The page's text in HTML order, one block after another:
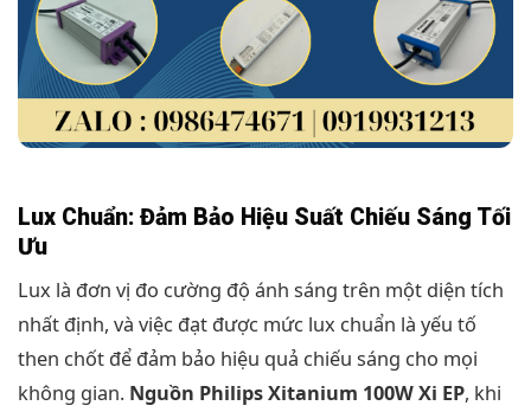
Lux Chuẩn: Đảm Bảo Hiệu Suất Chiếu Sáng Tối
Ưu
Lux là đơn vị đo cường độ ánh sáng trên một diện tích
nhất định, và việc đạt được mức lux chuẩn là yếu tố
then chốt để đảm bảo hiệu quả chiếu sáng cho mọi
không gian. Nguồn Philips Xitanium 100W Xi EP, khi